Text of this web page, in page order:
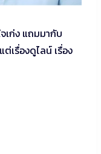
เก่ง แถมมากับ
เรื่องดูไลน์ เรื่อง